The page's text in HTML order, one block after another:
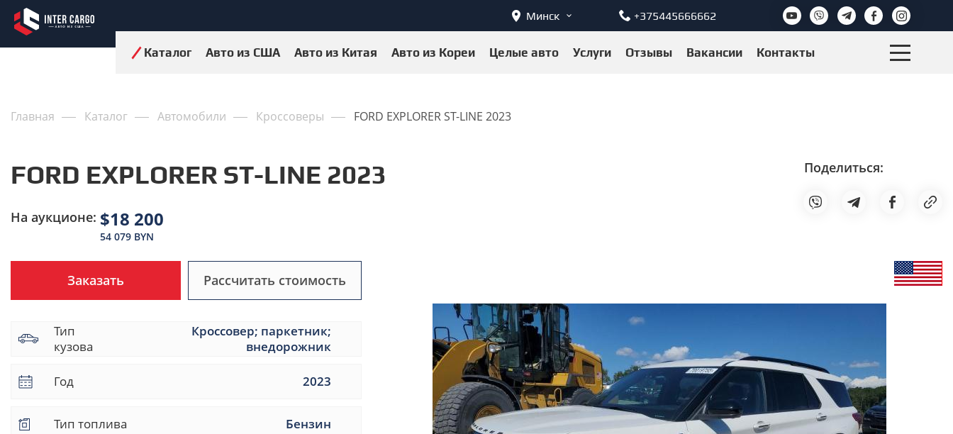
Минск +375445666662
Каталог Авто из США Авто из Китая Авто из Кореи Целые авто Услуги Отзывы Вакансии Контакты
Главная Каталог Автомобили Кроссоверы FORD EXPLORER ST-LINE 2023
FORD EXPLORER ST-LINE 2023
На аукционе: $18 200
54 079 BYN
Поделиться:
Заказать Рассчитать стоимость
Тип
кузова
Кроссовер; паркетник;
внедорожник
Год 2023
Тип топлива Бензин